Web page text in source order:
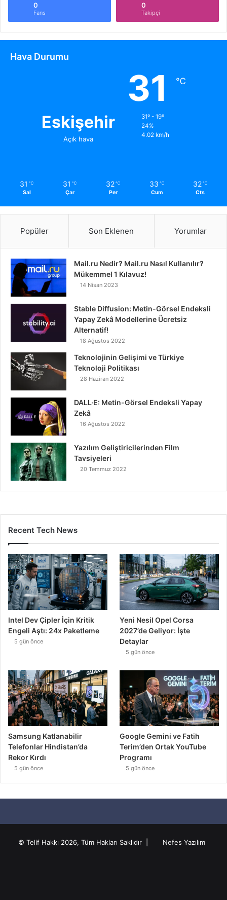
0
Fans
0
Takipçi
Hava Durumu
Eskişehir
Açık hava
31 ℃
31º - 19º
24%
4.02 km/h
31 ℃
Sal
31 ℃
Çar
32 ℃
Per
33 ℃
Cum
32 ℃
Cts
Popüler Son Eklenen Yorumlar
Mail.ru Nedir? Mail.ru Nasıl Kullanılır?
Mükemmel 1 Kılavuz!
14 Nisan 2023
Stable Diffusion: Metin-Görsel Endeksli
Yapay Zekâ Modellerine Ücretsiz
Alternatif!
18 Ağustos 2022
Teknolojinin Gelişimi ve Türkiye
Teknoloji Politikası
28 Haziran 2022
DALL·E: Metin-Görsel Endeksli Yapay
Zekâ
16 Ağustos 2022
Yazılım Geliştiricilerinden Film
Tavsiyeleri
20 Temmuz 2022
Recent Tech News
Intel Dev Çipler İçin Kritik
Engeli Aştı: 24x Paketleme
5 gün önce
Yeni Nesil Opel Corsa
2027’de Geliyor: İşte
Detaylar
5 gün önce
Samsung Katlanabilir
Telefonlar Hindistan’da
Rekor Kırdı
5 gün önce
Google Gemini ve Fatih
Terim’den Ortak YouTube
Programı
5 gün önce
© Telif Hakkı 2026, Tüm Hakları Saklıdır | Nefes Yazılım